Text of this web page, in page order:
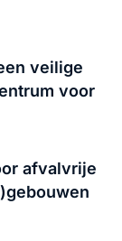
veilige
voor
afvalvrije